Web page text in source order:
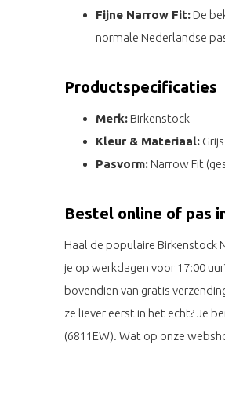
Fijne Narrow Fit: De
normale Nederlandse
Productspecificaties
Merk: Birkenstock
Kleur & Materiaal:
Pasvorm: Narrow Fit
Bestel online of pas
Haal de populaire Birkenstock
je op werkdagen voor 17:00
bovendien van gratis
ze liever eerst in het echt? Je
(6811EW). Wat op onze